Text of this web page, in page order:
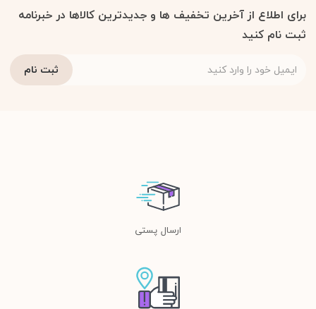
برای اطلاع از آخرین تخفیف ها و جدیدترین کالاها در خبرنامه
ثبت نام کنید
ارسال پستی